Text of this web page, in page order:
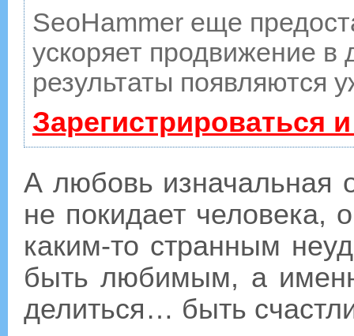
SeoHammer еще
ускоряет продвижение в
результаты появляются
Зарегистрироваться
А любовь изначальная
не покидает человека,
каким-то странным
быть любимым, а
делиться… быть